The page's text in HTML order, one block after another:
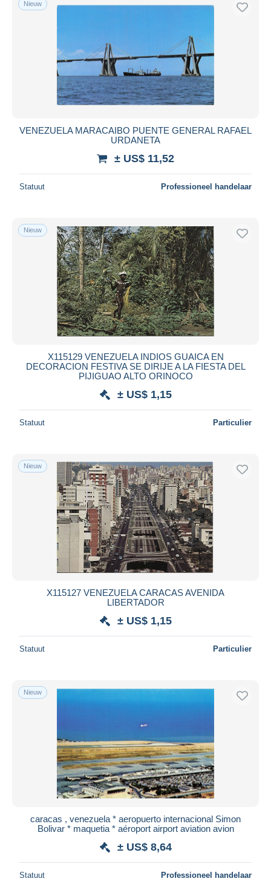
Gratis levering
PayPal
Bankoverschrijving
Visa
Mastercard
iDeal
Woonplaats van de verkoper
Toepassen
Nieuw
VENEZUELA MARACAIBO PUENTE GENERAL RAFAEL
URDANETA
± US$ 11,52
Statuut Professioneel handelaar
Nieuw
X115129 VENEZUELA INDIOS GUAICA EN
DECORACION FESTIVA SE DIRIJE A LA FIESTA DEL
PIJIGUAO ALTO ORINOCO
± US$ 1,15
Statuut Particulier
Nieuw
X115127 VENEZUELA CARACAS AVENIDA
LIBERTADOR
± US$ 1,15
Statuut Particulier
Nieuw
caracas , venezuela * aeropuerto internacional Simon
Bolivar * maquetia * aéroport airport aviation avion
± US$ 8,64
Statuut Professioneel handelaar